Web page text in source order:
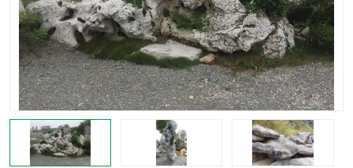
石雕狮子 刻字石